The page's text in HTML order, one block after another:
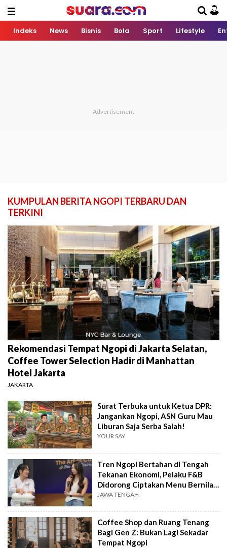
Indeks News Bisnis Bola Sport Lifestyle
KUMPULAN BERITA NGOPI TERBARU DAN
TERKINI
Rekomendasi Tempat Ngopi di Jakarta Selatan,
Coffee Tower Selection Hadir di Manhattan
Hotel Jakarta
JAKARTA
Surat Terbuka untuk Ketua DPR:
Jangankan Ngopi, ASN Guru Mau
Liburan Saja Serba Salah!
YOUR SAY
Tren Ngopi Bertahan di Tengah
Tekanan Ekonomi, Pelaku F&B
Didorong Ciptakan Menu Bernilai
Tambah
JAWA TENGAH
Coffee Shop dan Ruang Tenang
Bagi Gen Z: Bukan Lagi Sekadar
Tempat Ngopi